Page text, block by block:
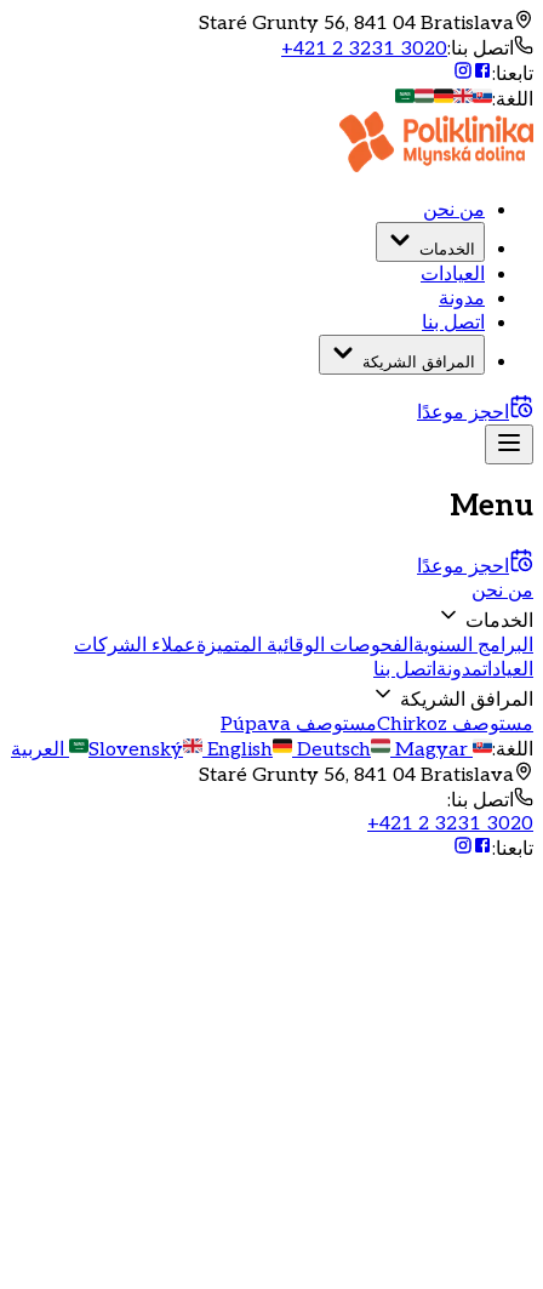
Staré Grunty 56, 841 04 Bratislava
اتصل بنا:
+421 2 3231 3020
تابعنا:
اللغة:
من نحن
الخدمات
العيادات
مدونة
اتصل بنا
المرافق الشريكة
احجز موعدًا
Menu
احجز موعدًا
من نحن
الخدمات
البرامج السنويةالفحوصات الوقائية المتميزةعملاء الشركات
العياداتمدونةاتصل بنا
المرافق الشريكة
مستوصف Chirkoz
مستوصف Púpava
اللغة:
English Deutsch Magyar
العربية
Staré Grunty 56, 841 04 Bratislava
اتصل بنا:
+421 2 3231 3020
تابعنا: